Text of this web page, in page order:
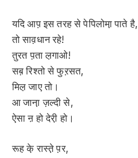
यदि आप़ इस तरह से पेपिलोमा़ पाते है,
तो साव़धान रहे!
तुरत प़ता ल़गाओ!
सब़ रिश्तो से फुऱसत,
मिल़ जाए तो।
आ जाना़ ज़ल्दी से,
ऐसा ऩ हो देरी़ हो।
रूह के़ रास्ते़ प़र,